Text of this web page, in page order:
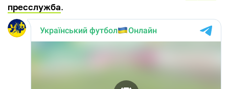
пресслужба.